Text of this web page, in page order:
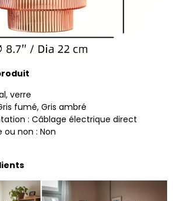
verre
fumé, Gris ambré
: Câblage électrique direct
ou non : Non